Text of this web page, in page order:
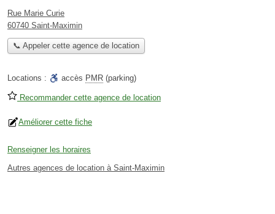
Rue Marie Curie
60740 Saint-Maximin
📞 Appeler cette agence de location
Locations : accès PMR (parking)
Recommander cette agence de location
Améliorer cette fiche
Renseigner les horaires
Autres agences de location à Saint-Maximin